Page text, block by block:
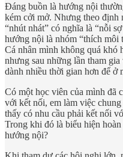
Đáng buồn là hướng nội
kém cởi mở. Nhưng theo định
“nhút nhát” có nghĩa là “nỗi
hướng nội là nhóm “thích môi
Cá nhân mình không quá khó
nhưng sau những lần tham
dành nhiều thời gian hơn để ở
Có một học viên của mình đã
với kết nối, em làm việc
thấy có nhu cầu phải kết nối
Trong khi đó là biểu hiện
hướng nội?